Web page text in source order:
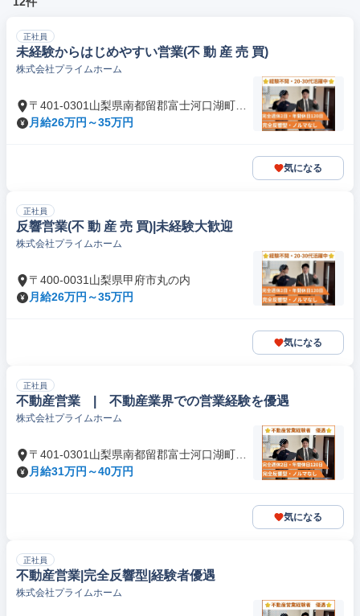
正社員
未経験からはじめやすい営業(不 動 産 売 買)
株式会社プライムホーム
〒401-0301山梨県南都留郡富士河口湖町船
津
月給26万円～35万円
気になる
正社員
反響営業(不 動 産 売 買)|未経験大歓迎
株式会社プライムホーム
〒400-0031山梨県甲府市丸の内
月給26万円～35万円
気になる
正社員
不動産営業 | 不動産業界での営業経験を優遇
株式会社プライムホーム
〒401-0301山梨県南都留郡富士河口湖町船
津
月給31万円～40万円
気になる
正社員
不動産営業|完全反響型|経験者優遇
株式会社プライムホーム